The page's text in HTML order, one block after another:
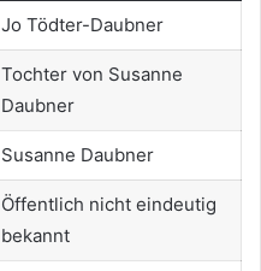
Jo Tödter-Daubner
Tochter von Susanne
Daubner
Susanne Daubner
Öffentlich nicht eindeutig
bekannt